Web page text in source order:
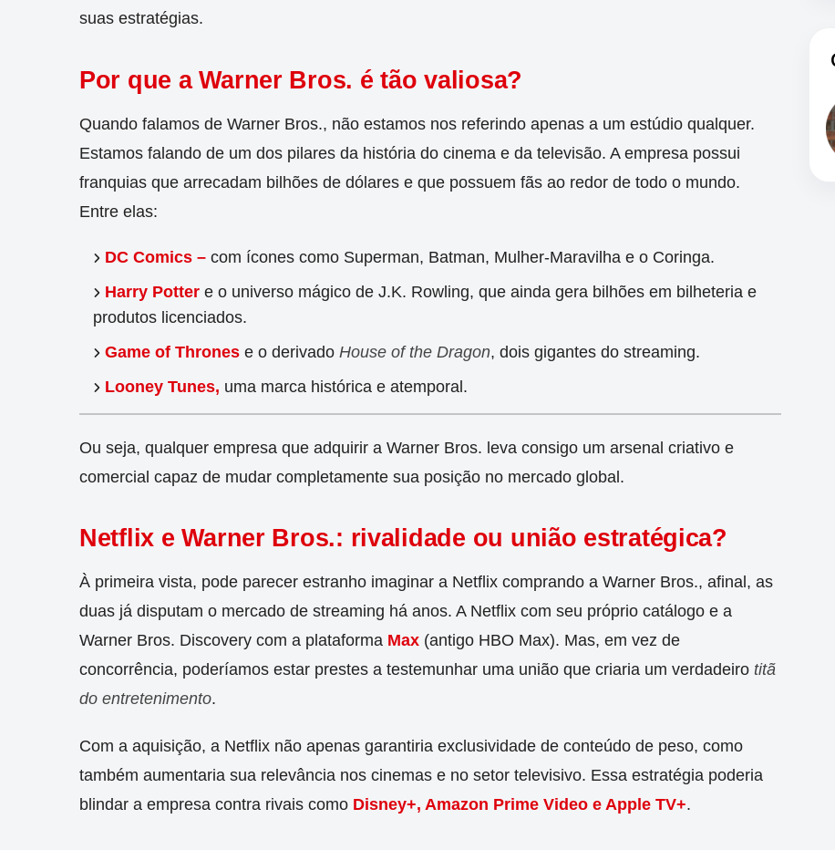
suas estratégias.
Por que a Warner Bros. é tão valiosa?
Quando falamos de Warner Bros., não estamos nos referindo apenas a um estúdio qualquer.
Estamos falando de um dos pilares da história do cinema e da televisão. A empresa possui
franquias que arrecadam bilhões de dólares e que possuem fãs ao redor de todo o mundo.
Entre elas:
DC Comics – com ícones como Superman, Batman, Mulher-Maravilha e o Coringa.
Harry Potter e o universo mágico de J.K. Rowling, que ainda gera bilhões em bilheteria e
produtos licenciados.
Game of Thrones e o derivado House of the Dragon, dois gigantes do streaming.
Looney Tunes, uma marca histórica e atemporal.
Ou seja, qualquer empresa que adquirir a Warner Bros. leva consigo um arsenal criativo e
comercial capaz de mudar completamente sua posição no mercado global.
Netflix e Warner Bros.: rivalidade ou união estratégica?
À primeira vista, pode parecer estranho imaginar a Netflix comprando a Warner Bros., afinal, as
duas já disputam o mercado de streaming há anos. A Netflix com seu próprio catálogo e a
Warner Bros. Discovery com a plataforma Max (antigo HBO Max). Mas, em vez de
concorrência, poderíamos estar prestes a testemunhar uma união que criaria um verdadeiro titã
do entretenimento.
Com a aquisição, a Netflix não apenas garantiria exclusividade de conteúdo de peso, como
também aumentaria sua relevância nos cinemas e no setor televisivo. Essa estratégia poderia
blindar a empresa contra rivais como Disney+, Amazon Prime Video e Apple TV+.